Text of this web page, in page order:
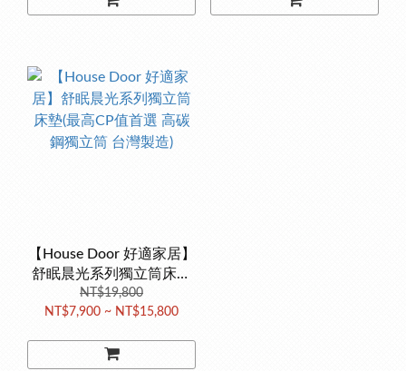
【House Door 好適家居】
舒眠晨光系列獨立筒床墊
(最高CP值首選 高碳鋼獨
立筒 台灣製造)
NT$19,800
NT$7,900 ~ NT$15,800